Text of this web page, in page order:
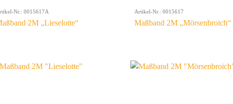
Nr.: 0015617A
2M „Lieselotte“
Artikel-Nr.: 0015617
Maßband 2M „Mörsenbroich“